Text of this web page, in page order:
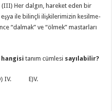
Her dalgın, hareket eden bir
ile bilinçli ilişkilerimizin kesilme-
“dalmak” ve “ölmek” mastarları
hangisitanım cümlesi sayılabilir?
E)V.